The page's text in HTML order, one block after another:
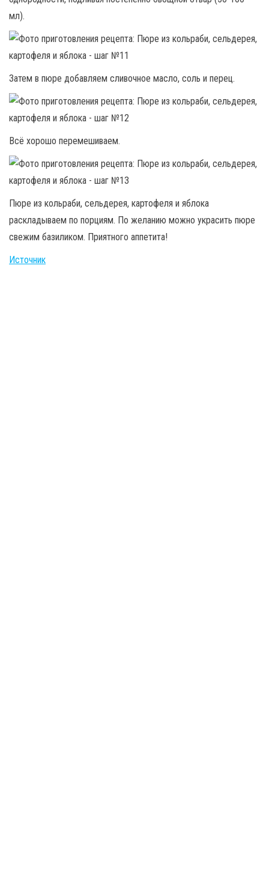
мл).
Затем в пюре добавляем сливочное масло, соль и перец.
Всё хорошо перемешиваем.
Пюре из кольраби, сельдерея, картофеля и яблока
раскладываем по порциям. По желанию можно украсить пюре
свежим базиликом. Приятного аппетита!
Источник